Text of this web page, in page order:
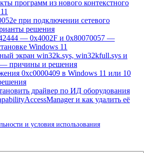
программ из нового контекстного
при подключении сетевого
решения
— 0x4002F и 0x80070057 —
Windows 11
экран win32k.sys, win32kfull.sys и
— причины и решения
0xc0000409 в Windows 11 или 10
драйвер по ИД оборудования
и как удалить её
и условия использования